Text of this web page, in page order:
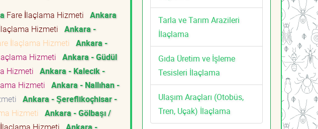
Fare İlaçlama Hizmeti Ankara
Hizmeti Ankara -
İlaçlama Hizmeti Ankara -
Hizmeti Ankara - Güdül
Hizmeti Ankara - Kalecik -
Hizmeti Ankara - Nallıhan -
Ankara - Şereflikoçhisar -
Hizmeti Ankara - Gölbaşı /
Tarla ve Tarım Arazileri
İlaçlama
Gıda Üretim ve İşleme
Tesisleri İlaçlama
Ulaşım Araçları (Otobüs,
Tren, Uçak) İlaçlama